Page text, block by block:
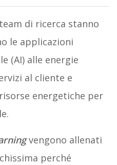
di ricerca stanno
le applicazioni
(AI) alle energie
al cliente e
energetiche per
vengono allenati
perché